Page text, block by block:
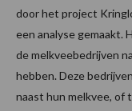
door het project
een analyse gemaakt.
de melkveebedrijven
hebben. Deze
naast hun melkvee, of